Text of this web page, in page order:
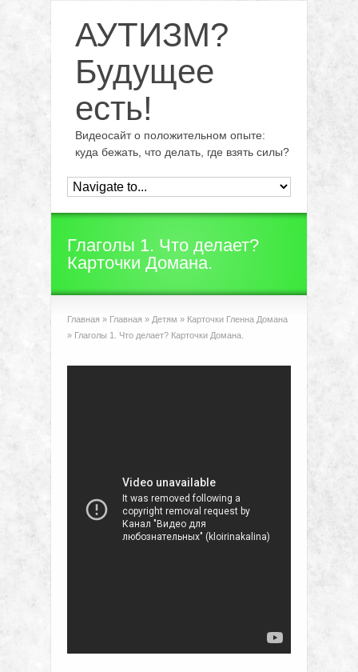
АУТИЗМ?
Будущее
есть!
Видеосайт о положительном опыте:
куда бежать, что делать, где взять силы?
Глаголы 1. Что делает?
Карточки Домана.
Главная » Главная » Детям » Карточки Гленна Домана
» Глаголы 1. Что делает? Карточки Домана.